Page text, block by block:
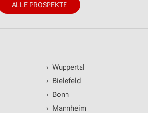
ALLE PROSPEKTE
› Wuppertal
› Bielefeld
› Bonn
› Mannheim